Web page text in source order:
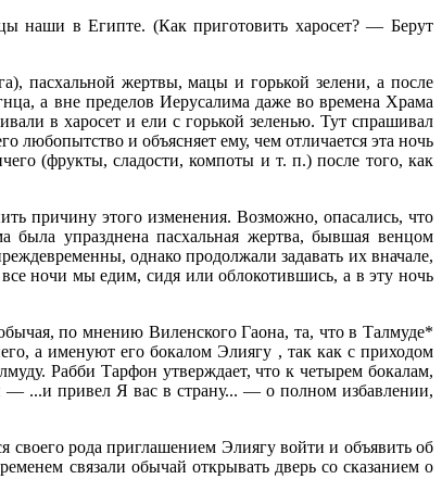
наши в Египте. (Как приготовить харосет? — Берут
пасхальной жертвы, мацы и горькой зелени, а после
а вне пределов Иерусалима даже во времена Храма
в харосет и ели с горькой зеленью. Тут спрашивал
любопытство и объясняет ему, чем отличается эта ночь
(фрукты, сладости, компоты и т. п.) после того, как
причину этого изменения. Возможно, опасались, что
была упразднена пасхальная жертва, бывшая венцом
однако продолжали задавать их вначале,
ночи мы едим, сидя или облокотившись, а в эту ночь
по мнению Виленского Гаона, та, что в Талмуде*
а именуют его бокалом Элиягу , так как с приходом
Рабби Тарфон утверждает, что к четырем бокалам,
— ...и привел Я вас в страну... — о полном избавлении,
своего рода приглашением Элиягу войти и объявить об
связали обычай открывать дверь со сказанием о